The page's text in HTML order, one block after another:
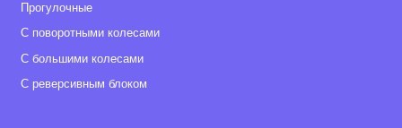
Прогулочные
С поворотными колесами
С большими колесами
С реверсивным блоком